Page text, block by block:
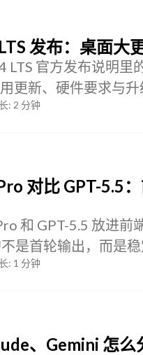
发布：桌面大
LTS 官方发布说明里
更新、硬件要求与升
: 2 分钟
对比 GPT-5.5
和 GPT-5.5 放进
是首轮输出，而是
: 1 分钟
、Gemini 怎